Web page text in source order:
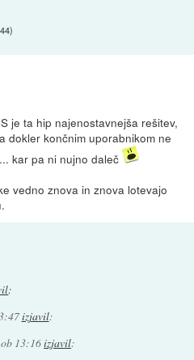
)
je ta hip najenostavnejša rešitev,
dokler končnim uporabnikom ne
kar pa ni nujno daleč
vedno znova in znova lotevajo
:
izjavil:
13:16izjavil: